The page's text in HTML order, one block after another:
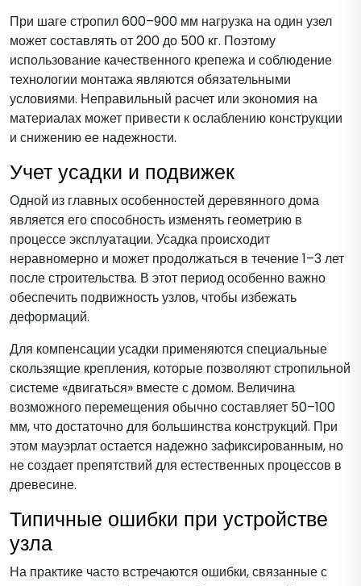
При шаге стропил 600–900 мм нагрузка на один узел
может составлять от 200 до 500 кг. Поэтому
использование качественного крепежа и соблюдение
технологии монтажа являются обязательными
условиями. Неправильный расчет или экономия на
материалах может привести к ослаблению конструкции
и снижению ее надежности.
Учет усадки и подвижек
Одной из главных особенностей деревянного дома
является его способность изменять геометрию в
процессе эксплуатации. Усадка происходит
неравномерно и может продолжаться в течение 1–3 лет
после строительства. В этот период особенно важно
обеспечить подвижность узлов, чтобы избежать
деформаций.
Для компенсации усадки применяются специальные
скользящие крепления, которые позволяют стропильной
системе «двигаться» вместе с домом. Величина
возможного перемещения обычно составляет 50–100
мм, что достаточно для большинства конструкций. При
этом мауэрлат остается надежно зафиксированным, но
не создает препятствий для естественных процессов в
древесине.
Типичные ошибки при устройстве
узла
На практике часто встречаются ошибки, связанные с